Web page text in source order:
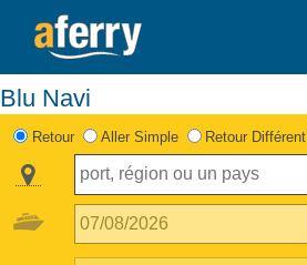
Blu Navi
Retour Aller Simple Retour Différent